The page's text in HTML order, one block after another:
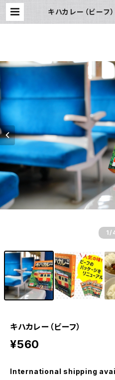
キハカレー（ビーフ
1 /
キハカレー（ビーフ）
¥560
International shipping